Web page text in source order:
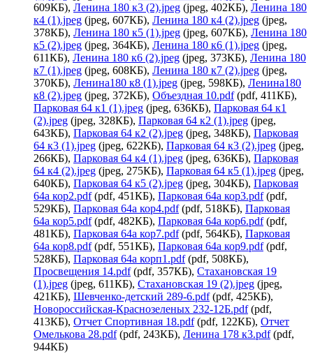
609КБ), Ленина 180 к3 (2).jpeg (jpeg, 402КБ), Ленина 180
к4 (1).jpeg (jpeg, 607КБ), Ленина 180 к4 (2).jpeg (jpeg,
378КБ), Ленина 180 к5 (1).jpeg (jpeg, 607КБ), Ленина 180
к5 (2).jpeg (jpeg, 364КБ), Ленина 180 к6 (1).jpeg (jpeg,
611КБ), Ленина 180 к6 (2).jpeg (jpeg, 373КБ), Ленина 180
к7 (1).jpeg (jpeg, 608КБ), Ленина 180 к7 (2).jpeg (jpeg,
370КБ), Ленина180 к8 (1).jpeg (jpeg, 598КБ), Ленина180
к8 (2).jpeg (jpeg, 372КБ), Объездная 10.pdf(pdf, 411КБ),
Парковая 64 к1 (1).jpeg (jpeg, 636КБ), Парковая 64 к1
(2).jpeg (jpeg, 328КБ), Парковая 64 к2 (1).jpeg (jpeg,
643КБ), Парковая 64 к2 (2).jpeg (jpeg, 348КБ), Парковая
64 к3 (1).jpeg (jpeg, 622КБ), Парковая 64 к3 (2).jpeg (jpeg,
266КБ), Парковая 64 к4 (1).jpeg (jpeg, 636КБ), Парковая
64 к4 (2).jpeg (jpeg, 275КБ), Парковая 64 к5 (1).jpeg (jpeg,
640КБ), Парковая 64 к5 (2).jpeg (jpeg, 304КБ), Парковая
64а кор2.pdf(pdf, 451КБ), Парковая 64а кор3.pdf(pdf,
529КБ), Парковая 64а кор4.pdf(pdf, 518КБ), Парковая
64а кор5.pdf(pdf, 482КБ), Парковая 64а кор6.pdf(pdf,
481КБ), Парковая 64а кор7.pdf(pdf, 564КБ), Парковая
64а кор8.pdf(pdf, 551КБ), Парковая 64а кор9.pdf(pdf,
528КБ), Парковая 64а корп1.pdf(pdf, 508КБ),
Просвещения 14.pdf(pdf, 357КБ), Стахановская 19
(1).jpeg (jpeg, 611КБ), Стахановская 19 (2).jpeg (jpeg,
421КБ), Шевченко-детский 289-6.pdf(pdf, 425КБ),
Новороссийская-Краснозеленых 232-12Б.pdf(pdf,
413КБ), Отчет Спортивная 18.pdf(pdf, 122КБ), Отчет
Омелькова 28.pdf(pdf, 243КБ), Ленина 178 к3.pdf(pdf,
944КБ)